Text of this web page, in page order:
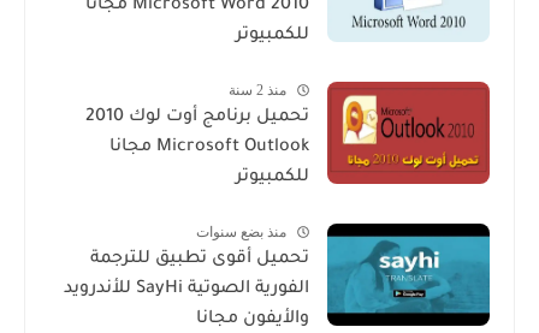
2010 Microsoft Word مجانا
للكمبيوتر
منذ 2 سنة
تحميل برنامج أوت لوك 2010
Microsoft Outlook مجانا
للكمبيوتر
منذ بضع سنوات
تحميل أقوى تطبيق للترجمة
الفورية الصوتية SayHi للأندرويد
والأيفون مجانا